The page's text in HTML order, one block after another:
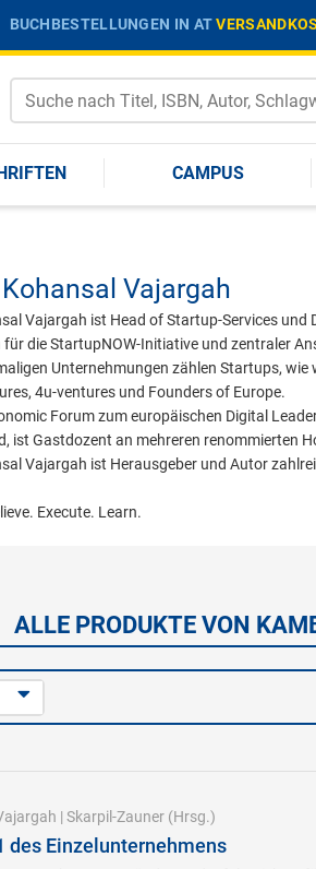
BUCHBESTELLUNGEN IN AT
CAMPUS
Vajargah
Vajargah ist Head of Startup-Services
die StartupNOW-Initiative und zentraler
Unternehmungen zählen Startups,
4u-ventures und Founders of Europe.
Forum zum europäischen Digital
ist Gastdozent an mehreren renommierten
Vajargah ist Herausgeber und Autor
Execute. Learn.
ALLE PRODUKTE VON
| Skarpil-Zauner(Hrsg.)
des Einzelunternehmens